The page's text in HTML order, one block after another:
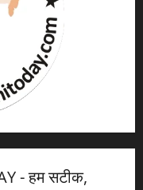
- हम सटीक,